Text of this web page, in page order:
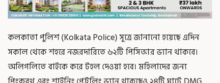
কলকাতা পুলিশ (Kolkata Police) সূত্রে জানানো হয়েছে এদিন
সকাল থেকে শহরে নজরদারিতে ৬২টি পিসিআর ভ্যান থাকবে।
অলিগলিতে বাইকে করে টহল দেওয়া হবে। মহিলাদের জন্য